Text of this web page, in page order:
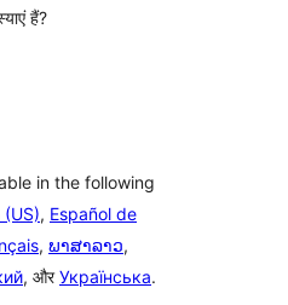
हैं?
in the following
(US), Español de
, ພາສາລາວ,
, औरУкраїнська.